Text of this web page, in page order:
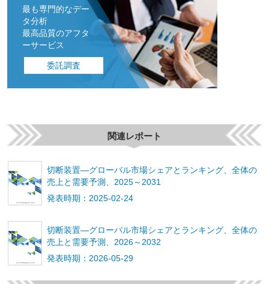
最も専門的なデー
タ分析
最高品質のアフタ
ーサービス
委託調査
関連レポート
切断装置―グローバル市場シェアとランキング、全体の
売上と需要予測、2025～2031
発表時期：2025-02-24
切断装置―グローバル市場シェアとランキング、全体の
売上と需要予測、2026～2032
発表時期：2026-05-29